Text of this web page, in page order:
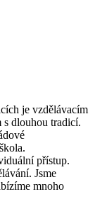
je vzdělávacím
s dlouhou tradicí.
přístup.
Jsme
mnoho